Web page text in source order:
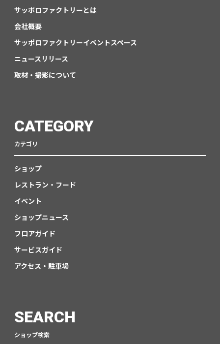
サッポロファクトリーとは
会社概要
サッポロファクトリーイベントスペース
ニュースリリース
取材・撮影について
CATEGORY
カテゴリ
ショップ
レストラン・フード
イベント
ショップニュース
フロアガイド
サービスガイド
アクセス・駐車場
SEARCH
ショップ検索